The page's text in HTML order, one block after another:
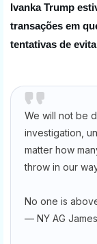
Ivanka Trump
transações em
tentativas de
We will not be
investigation,
matter how
throw in our
No one is
— NY AG